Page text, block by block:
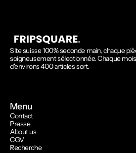
Site suisse 100% seconde main, chaque
soigneusement sélectionnée. Chaque
d'environs 400 articles sort.
Menu
Contact
Presse
About us
CGV
Recherche